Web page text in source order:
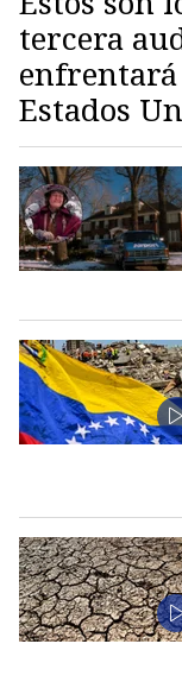
tercera
Estados